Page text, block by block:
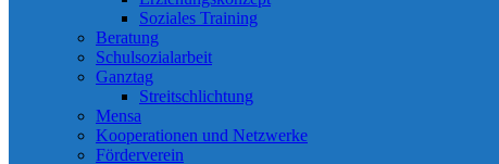
Soziales Training
Beratung
Schulsozialarbeit
Ganztag
Streitschlichtung
Mensa
Kooperationen und Netzwerke
Förderverein